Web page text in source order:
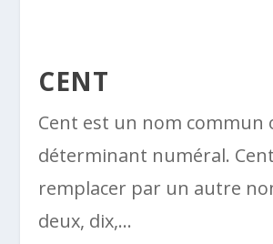
CENT
Cent est un nom commun
déterminant numéral.
remplacer par un autre
deux, dix,…